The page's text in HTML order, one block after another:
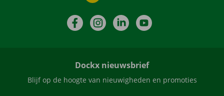
FacebookInstagramLinkedIn
Dockx nieuwsbrief
Blijf op de hoogte van nieuwigheden en promoties